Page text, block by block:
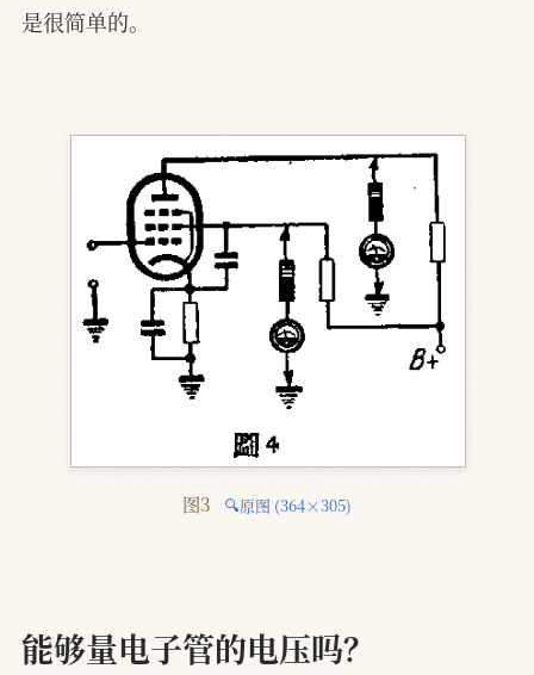
是很简单的。
图3 🔍原图 (364×305)
能够量电子管的电压吗？